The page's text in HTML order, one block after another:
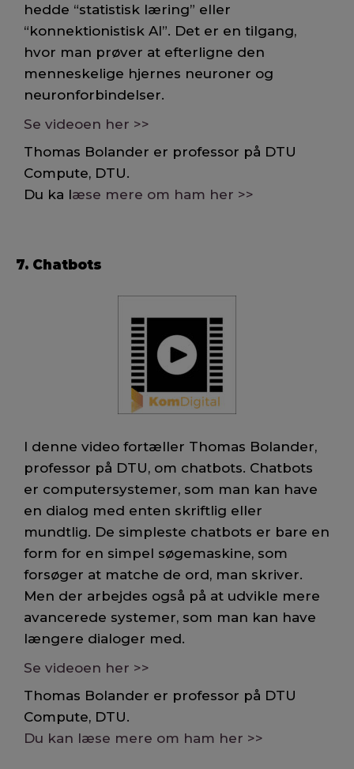
hedde “statistisk læring” eller
“konnektionistisk AI”. Det er en tilgang,
hvor man prøver at efterligne den
menneskelige hjernes neuroner og
neuronforbindelser.
Se videoen her >>
Thomas Bolander er professor på DTU
Compute, DTU.
Du ka læse mere om ham her >>
7. Chatbots
I denne video fortæller Thomas Bolander,
professor på DTU, om chatbots. Chatbots
er computersystemer, som man kan have
en dialog med enten skriftlig eller
mundtlig. De simpleste chatbots er bare en
form for en simpel søgemaskine, som
forsøger at matche de ord, man skriver.
Men der arbejdes også på at udvikle mere
avancerede systemer, som man kan have
længere dialoger med.
Se videoen her >>
Thomas Bolander er professor på DTU
Compute, DTU.
Du kan læse mere om ham her >>